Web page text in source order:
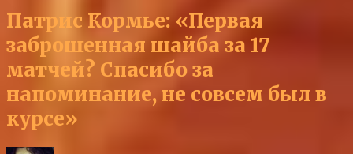
Патрис Кормье: «Первая
заброшенная шайба за 17
матчей? Спасибо за
напоминание, не совсем был в
курсе»